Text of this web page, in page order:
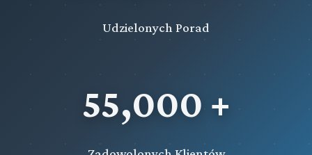
Udzielonych Porad
55,000 +